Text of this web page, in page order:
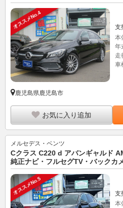
オススメNo.4 支
本
年
走
車
鹿児島県鹿児島市
お気に入り追加
メルセデス・ベンツ
Cクラス C220 d アバンギャルド
純正ナビ・フルセグTV・バックカ
オススメNo.5 支
本